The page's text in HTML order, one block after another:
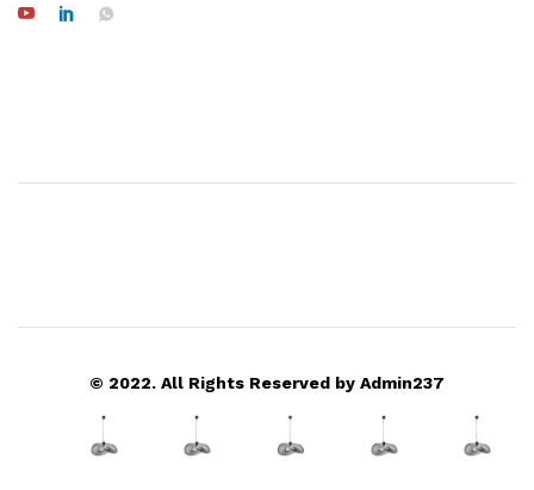
© 2022. All Rights Reserved by Admin237